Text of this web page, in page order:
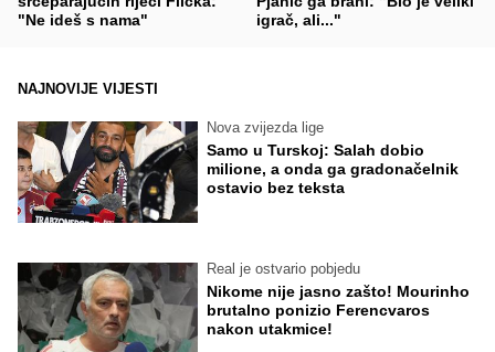
"Ne ideš s nama"
igrač, ali..."
NAJNOVIJE VIJESTI
Nova zvijezda lige
Samo u Turskoj: Salah dobio
milione, a onda ga gradonačelnik
ostavio bez teksta
Real je ostvario pobjedu
Nikome nije jasno zašto! Mourinho
brutalno ponizio Ferencvaros
nakon utakmice!